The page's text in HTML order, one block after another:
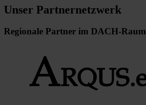
Unser Partnernetzwerk
Regionale Partner im DACH-Raum